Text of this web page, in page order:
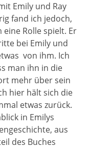
Emily und Ray
fand ich jedoch,
eine Rolle spielt. Er
bei Emily und
von ihm. Ich
man ihn in die
mehr über sein
hier hält sich die
etwas zurück.
in Emilys
aus
des Buches